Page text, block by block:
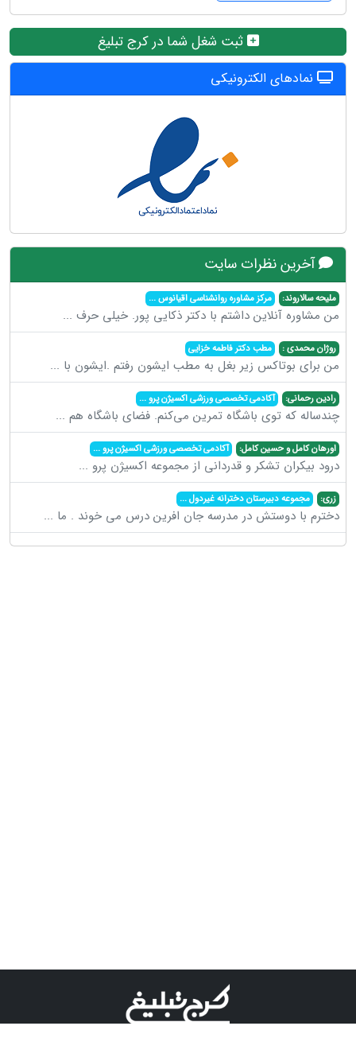
ثبت شغل شما در کرج تبلیغ
نمادهای الکترونیکی
آخرین نظرات سایت
ملیحه سالاروند: مرکز مشاوره روانشناسی اقیانوس...
من مشاوره آنلاین داشتم با دکتر ذکایی پور. خیلی حرف ...
روژان محمدی : مطب دکتر فاطمه خزایی
من برای بوتاکس زیر بغل به مطب ایشون رفتم .ایشون با ...
رادین رحمانی: آکادمی تخصصی ورزشی اکسیژن پرو...
چندساله که توی باشگاه تمرین می‌کنم. فضای باشگاه هم ...
اورهان کامل و حسین کامل: آکادمی تخصصی ورزشی اکسیژن پرو...
درود بیکران تشکر و قدردانی از مجموعه اکسیژن پرو ...
زری: مجموعه دبیرستان دخترانه غیردول...
دخترم با دوستش در مدرسه جان افرین درس می خوند . ما ...